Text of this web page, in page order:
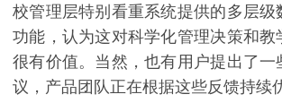
校管理层特别看重系统提供的多层级
功能，认为这对科学化管理决策和教
很有价值。当然，也有用户提出了一
议，产品团队正在根据这些反馈持续